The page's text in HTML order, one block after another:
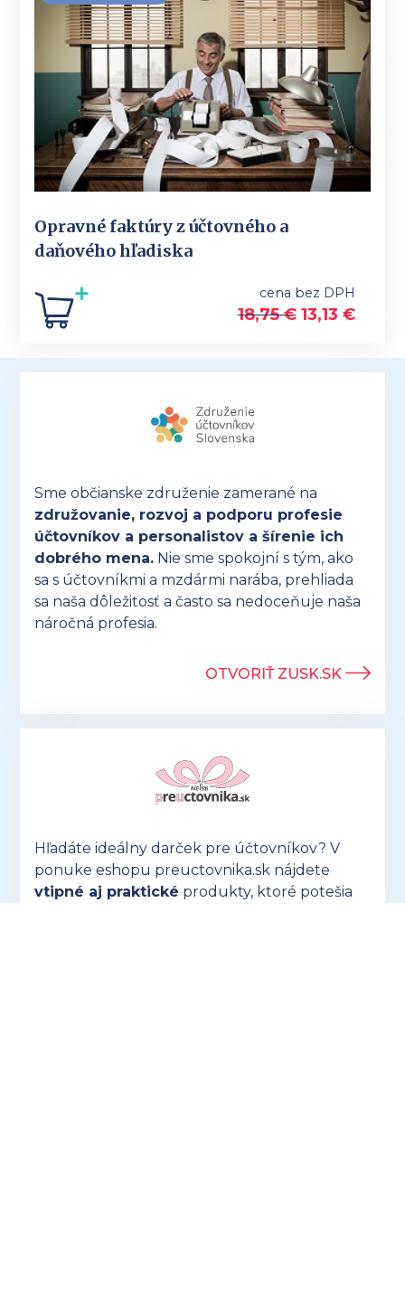
Opravné faktúry z účtovného a
daňového hľadiska
cena bez DPH
18,75€ 13,13 €
Sme občianske združenie zamerané na
združovanie, rozvoj a podporu profesie
účtovníkov a personalistov a šírenie ich
dobrého mena. Nie sme spokojní s tým, ako
sa s účtovníkmi a mzdármi narába, prehliada
sa naša dôležitosť a často sa nedoceňuje naša
náročná profesia.
OTVORIŤ ZUSK.SK
Hľadáte ideálny darček pre účtovníkov? V
ponuke eshopu preuctovnika.sk nájdete
vtipné aj praktické produkty, ktoré potešia